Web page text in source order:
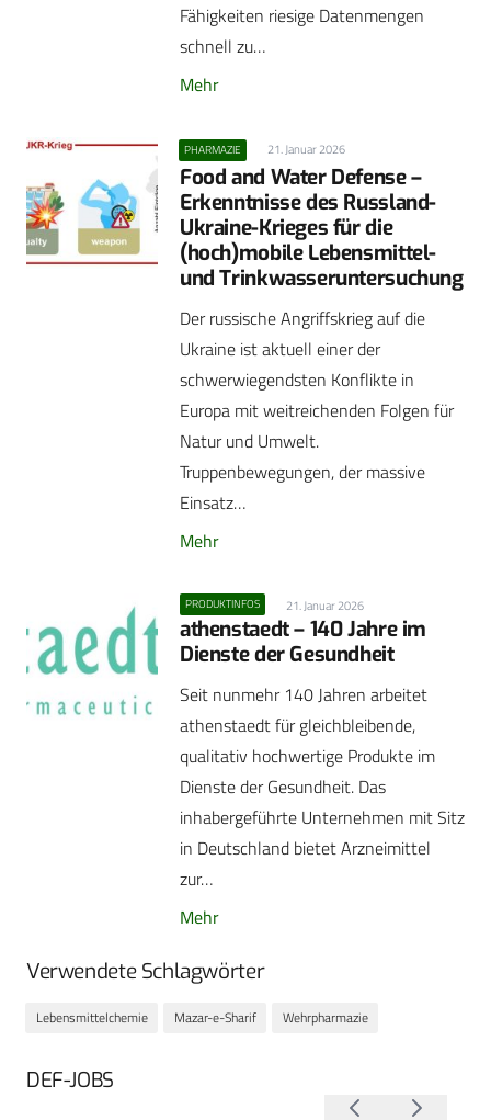
Fähigkeiten riesige Datenmengen
schnell zu…
Mehr
PHARMAZIE 21. Januar 2026
Food and Water Defense –
Erkenntnisse des Russland-
Ukraine-Krieges für die
(hoch)mobile Lebensmittel-
und Trinkwasseruntersuchung
Der russische Angriffskrieg auf die
Ukraine ist aktuell einer der
schwerwiegendsten Konflikte in
Europa mit weitreichenden Folgen für
Natur und Umwelt.
Truppenbewegungen, der massive
Einsatz…
Mehr
PRODUKTINFOS 21. Januar 2026
athenstaedt – 140 Jahre im
Dienste der Gesundheit
Seit nunmehr 140 Jahren arbeitet
athenstaedt für gleichbleibende,
qualitativ hochwertige Produkte im
Dienste der Gesundheit. Das
inhabergeführte Unternehmen mit Sitz
in Deutschland bietet Arzneimittel
zur…
Mehr
Verwendete Schlagwörter
Lebensmittelchemie Mazar-e-Sharif Wehrpharmazie
DEF-JOBS